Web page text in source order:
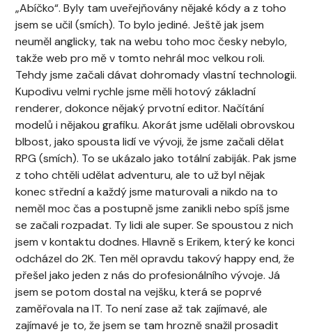
„Abíčko“. Byly tam uveřejňovány nějaké kódy a z toho
jsem se učil (smích). To bylo jediné. Ještě jak jsem
neuměl anglicky, tak na webu toho moc česky nebylo,
takže web pro mě v tomto nehrál moc velkou roli.
Tehdy jsme začali dávat dohromady vlastní technologii.
Kupodivu velmi rychle jsme měli hotový základní
renderer, dokonce nějaký prvotní editor. Načítání
modelů i nějakou grafiku. Akorát jsme udělali obrovskou
blbost, jako spousta lidí ve vývoji, že jsme začali dělat
RPG (smích). To se ukázalo jako totální zabiják. Pak jsme
z toho chtěli udělat adventuru, ale to už byl nějak
konec střední a každý jsme maturovali a nikdo na to
neměl moc čas a postupně jsme zanikli nebo spíš jsme
se začali rozpadat. Ty lidi ale super. Se spoustou z nich
jsem v kontaktu dodnes. Hlavně s Erikem, který ke konci
odcházel do 2K. Ten měl opravdu takový happy end, že
přešel jako jeden z nás do profesionálního vývoje. Já
jsem se potom dostal na vejšku, která se poprvé
zaměřovala na IT. To není zase až tak zajímavé, ale
zajímavé je to, že jsem se tam hrozně snažil prosadit